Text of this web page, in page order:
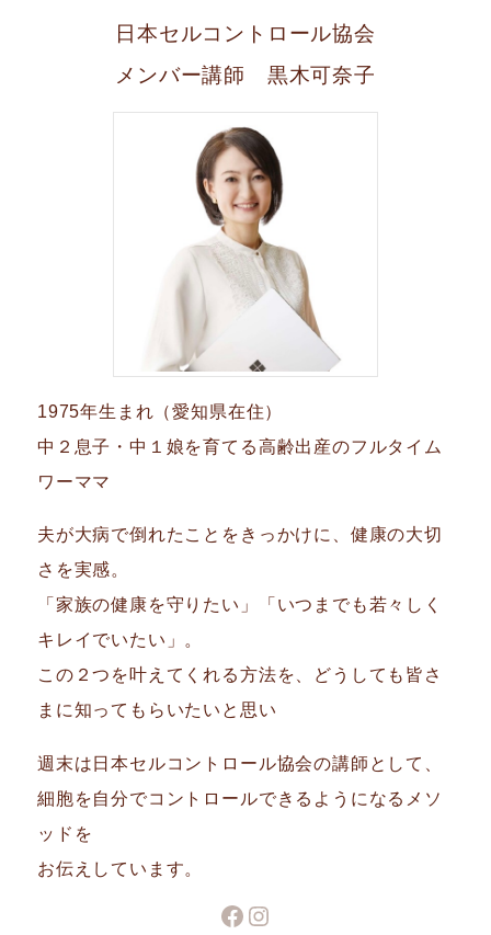
日本セルコントロール協会
メンバー講師 黒木可奈子
1975年生まれ（愛知県在住）
中２息子・中１娘を育てる高齢出産のフルタイム
ワーママ
夫が大病で倒れたことをきっかけに、健康の大切
さを実感。
「家族の健康を守りたい」「いつまでも若々しく
キレイでいたい」。
この２つを叶えてくれる方法を、どうしても皆さ
まに知ってもらいたいと思い
週末は日本セルコントロール協会の講師として、
細胞を自分でコントロールできるようになるメソ
ッドを
お伝えしています。
Facebook
Instagram